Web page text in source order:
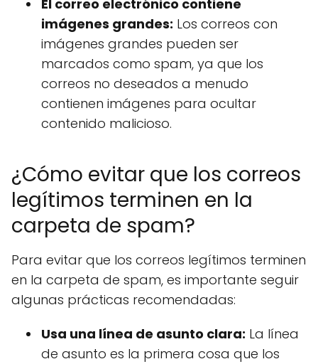
El correo electrónico contiene
imágenes grandes: Los correos con
imágenes grandes pueden ser
marcados como spam, ya que los
correos no deseados a menudo
contienen imágenes para ocultar
contenido malicioso.
¿Cómo evitar que los correos
legítimos terminen en la
carpeta de spam?
Para evitar que los correos legítimos terminen
en la carpeta de spam, es importante seguir
algunas prácticas recomendadas:
Usa una línea de asunto clara: La línea
de asunto es la primera cosa que los